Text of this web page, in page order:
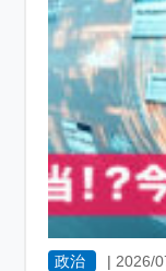
政治 | 2026/